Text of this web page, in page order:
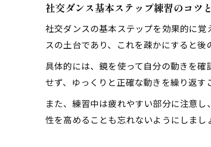
社交ダンス基本ステップ練習のコツ
社交ダンスの基本ステップを効果的に
スの土台であり、これを疎かにすると後
具体的には、鏡を使って自分の動きを
せず、ゆっくりと正確な動きを繰り返す
また、練習中は疲れやすい部分に注意
性を高めることも忘れないようにしまし